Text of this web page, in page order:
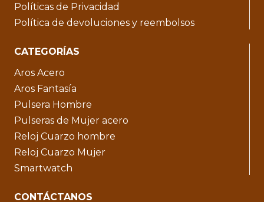
Políticas de Privacidad
Política de devoluciones y reembolsos
CATEGORÍAS
Aros Acero
Aros Fantasía
Pulsera Hombre
Pulseras de Mujer acero
Reloj Cuarzo hombre
Reloj Cuarzo Mujer
Smartwatch
CONTÁCTANOS